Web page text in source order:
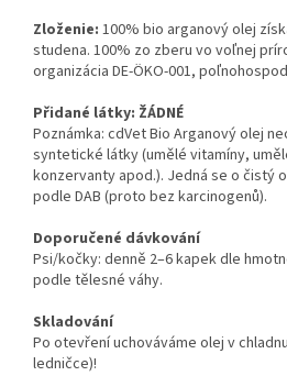
Zloženie: 100% bio arganový olej
studena. 100% zo zberu vo voľnej
organizácia DE-ÖKO-001,
Přidané látky: ŽÁDNÉ
Poznámka: cdVet Bio Arganový olej
syntetické látky (umělé vitamíny,
konzervanty apod.). Jedná se o čistý
podle DAB (proto bez karcinogenů).
Doporučené dávkování
Psi/kočky: denně 2–6 kapek dle
podle tělesné váhy.
Skladování
Po otevření uchováváme olej v
ledničce)!